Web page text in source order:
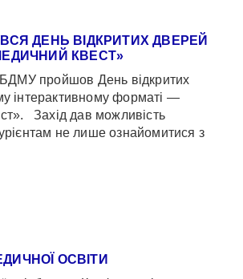
ДЕНЬ ВІДКРИТИХ ДВЕРЕЙ
КВЕСТ»
пройшов День відкритих
інтерактивному форматі —
Захід дав можливість
не лише ознайомитися з
ОСВІТИ